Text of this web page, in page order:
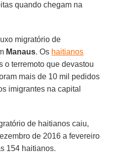
quando chegam na
migratório de
Manaus. Os haitianos
o terremoto que devastou
mais de 10 mil pedidos
imigrantes na capital
de haitianos caiu,
de 2016 a fevereiro
154 haitianos.